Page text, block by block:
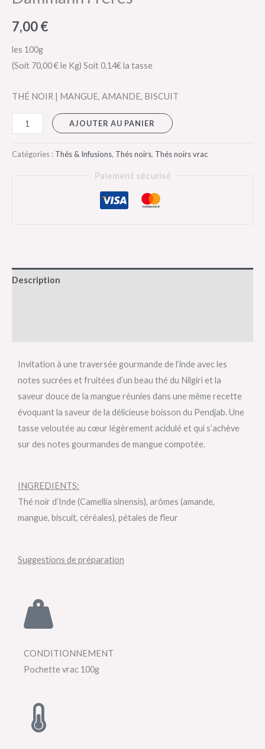
7,00€
les 100g
(Soit 70,00 € le Kg) Soit 0.14€ la tasse
THÉ NOIR | MANGUE, AMANDE, BISCUIT
AJOUTER AU PANIER
Catégories : Thés & Infusions, Thés noirs, Thés noirs vrac
Paiement sécurisé
Description
Invitation à une traversée gourmande de l’inde avec les
notes sucrées et fruitées d’un beau thé du Nilgiri et la
saveur douce de la mangue réunies dans une même recette
évoquant la saveur de la délicieuse boisson du Pendjab. Une
tasse veloutée au cœur légèrement acidulé et qui s’achève
sur des notes gourmandes de mangue compotée.
INGREDIENTS:
Thé noir d’Inde (Camellia sinensis), arômes (amande,
mangue, biscuit, céréales), pétales de fleur
Suggestions de préparation
CONDITIONNEMENT
Pochette vrac 100g